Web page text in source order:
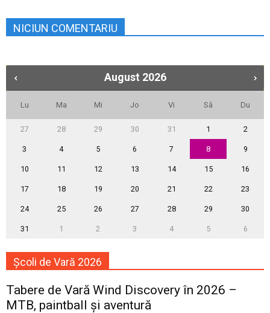
NICIUN COMENTARIU
August 2026
Lu Ma Mi Jo Vi Sâ Du
27 28 29 30 31 1 2
3 4 5 6 7 8 9
10 11 12 13 14 15 16
17 18 19 20 21 22 23
24 25 26 27 28 29 30
31 1 2 3 4 5 6
Școli de Vară 2026
Tabere de Vară Wind Discovery în 2026 –
MTB, paintball și aventură